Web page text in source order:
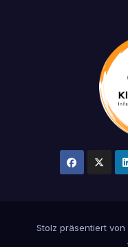
Stolz präsentiert von